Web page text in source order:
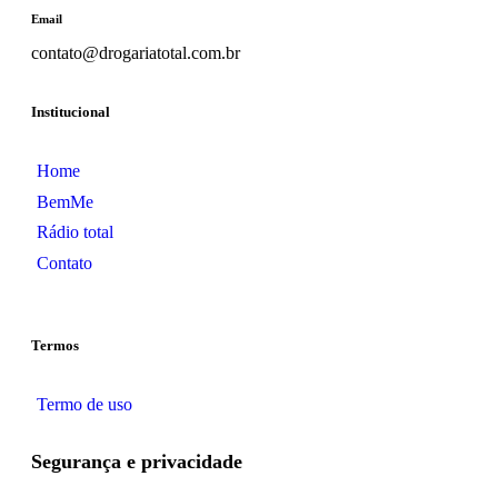
Email
contato@drogariatotal.com.br
Institucional
Home
BemMe
Rádio total
Contato
Termos
Termo de uso
Segurança e privacidade